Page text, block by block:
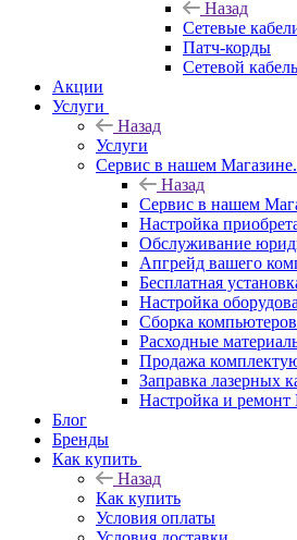
Назад
Сетевые
Патч-корды
Сетевой
Акции
Услуги
Назад
Услуги
Сервис в нашем Магазине.
Назад
Сервис в нашем
Настройка
Обслуживание
Апгрейд вашего
Бесплатная
Настройка
Сборка
Расходные
Продажа
Заправка лазерных
Настройка и
Блог
Бренды
Как купить
Назад
Как купить
Условия оплаты